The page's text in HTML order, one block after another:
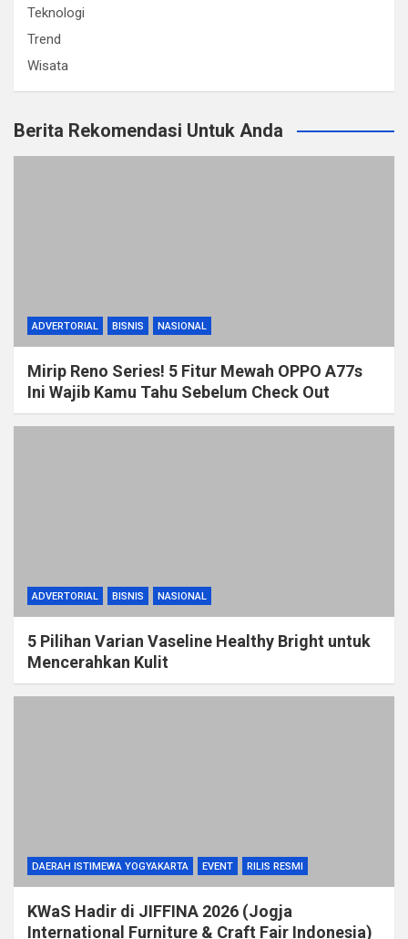
Teknologi
Trend
Wisata
Berita Rekomendasi Untuk Anda
ADVERTORIAL BISNIS NASIONAL
Mirip Reno Series! 5 Fitur Mewah OPPO A77s
Ini Wajib Kamu Tahu Sebelum Check Out
ADVERTORIAL BISNIS NASIONAL
5 Pilihan Varian Vaseline Healthy Bright untuk
Mencerahkan Kulit
DAERAH ISTIMEWA YOGYAKARTA EVENT RILIS RESMI
KWaS Hadir di JIFFINA 2026 (Jogja
International Furniture & Craft Fair Indonesia)